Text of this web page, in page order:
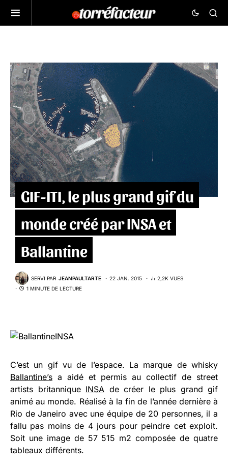
GIF-ITI, le plus grand gif du
monde créé par INSA et
Ballantine
SERVI PAR JEANPAULTARTE 22 JAN. 2015
2,2K VUES
1 MINUTE DE LECTURE
C’est un gif vu de l’espace. La marque de whisky
Ballantine’s a aidé et permis au collectif de street
artists britannique INSA de créer le plus grand gif
animé au monde. Réalisé à la fin de l’année dernière à
Rio de Janeiro avec une équipe de 20 personnes, il a
fallu pas moins de 4 jours pour peindre cet exploit.
Soit une image de 57 515 m2 composée de quatre
tableaux différents.